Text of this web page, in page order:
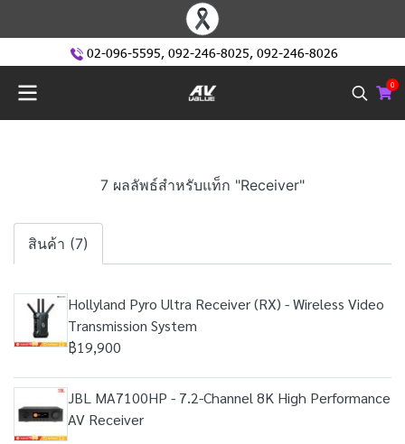
02-096-5595, 092-246-8025, 092-246-8026
0
7 ผลลัพธ์สำหรับแท็ก "Receiver"
สินค้า (7)
Hollyland Pyro Ultra Receiver (RX) - Wireless Video
Transmission System
฿19,900
JBL MA7100HP - 7.2-Channel 8K High Performance
AV Receiver